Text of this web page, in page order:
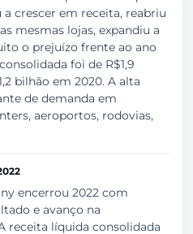
crescer em receita, reabriu
mesmas lojas, expandiu a
o prejuízo frente ao ano
foi de R$1,9
bilhão em 2020. A alta
de demanda em
aeroportos, rodovias,
encerrou 2022 com
e avanço na
receita líquida consolidada